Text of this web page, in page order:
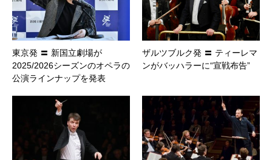
東京発 〓 新国立劇場が
2025/2026シーズンのオペラの
公演ラインナップを発表
ザルツブルク発 〓 ティーレマ
ンがバッハラーに“宣戦布告”